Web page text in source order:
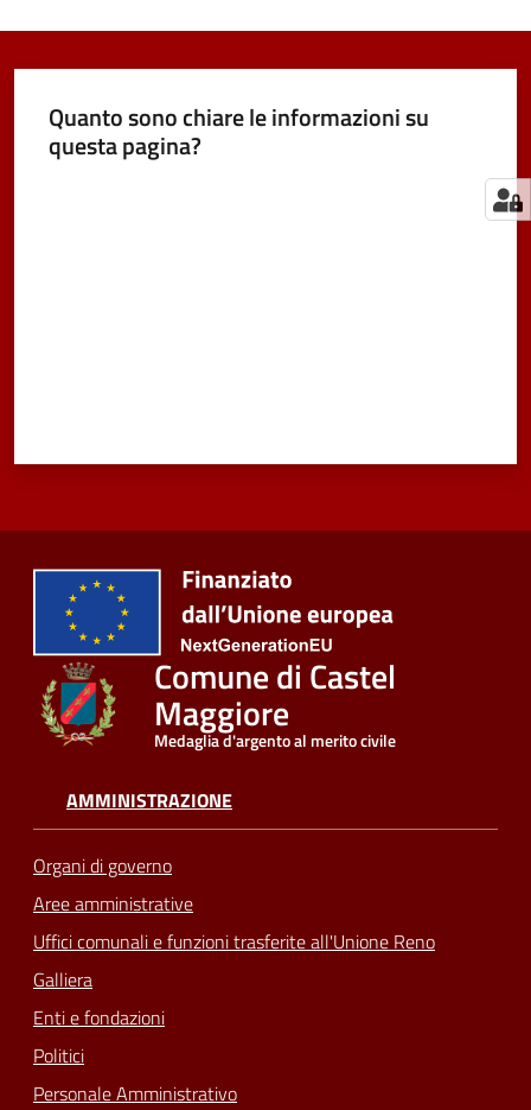
Quanto sono chiare le informazioni su
questa pagina?
Comune di Castel
Maggiore
Medaglia d'argento al merito civile
AMMINISTRAZIONE
Organi di governo
Aree amministrative
Uffici comunali e funzioni trasferite all'Unione Reno
Galliera
Enti e fondazioni
Politici
Personale Amministrativo